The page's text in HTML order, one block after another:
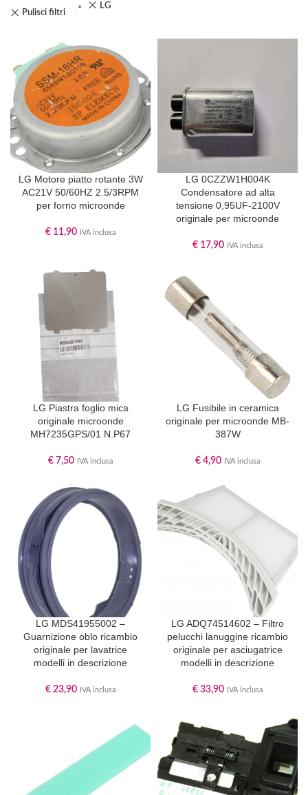
Pulisci filtri
LG
LG Motore piatto rotante 3W
AC21V 50/60HZ 2.5/3RPM
per forno microonde
€ 11,90 IVA inclusa
LG 0CZZW1H004K
Condensatore ad alta
tensione 0,95UF-2100V
originale per microonde
€ 17,90 IVA inclusa
LG Piastra foglio mica
originale microonde
MH7235GPS/01 N.P67
€ 7,50 IVA inclusa
LG Fusibile in ceramica
originale per microonde MB-
387W
€ 4,90 IVA inclusa
LG MDS41955002 –
Guarnizione oblo ricambio
originale per lavatrice
modelli in descrizione
€ 23,90 IVA inclusa
LG ADQ74514602 – Filtro
pelucchi lanuggine ricambio
originale per asciugatrice
modelli in descrizione
€ 33,90 IVA inclusa